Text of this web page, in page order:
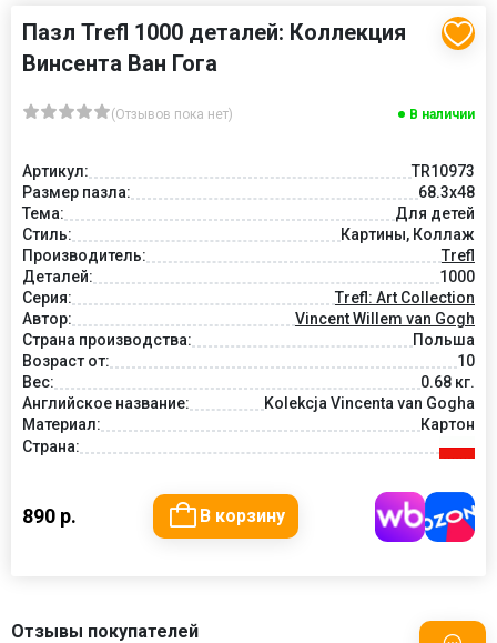
Пазл Trefl 1000 деталей: Коллекция
Винсента Ван Гога
(Отзывов пока нет) В наличии
Артикул:
TR10973
Размер пазла:
68.3x48
Тема:
Для детей
Стиль:
Картины, Коллаж
Производитель:
Trefl
Деталей:
1000
Серия:
Trefl: Art Collection
Автор:
Vincent Willem van Gogh
Страна производства:
Польша
Возраст от:
10
Вес:
0.68 кг.
Английское название:
Kolekcja Vincenta van Gogha
Материал:
Картон
Страна:
890 р. В корзину
Отзывы покупателей